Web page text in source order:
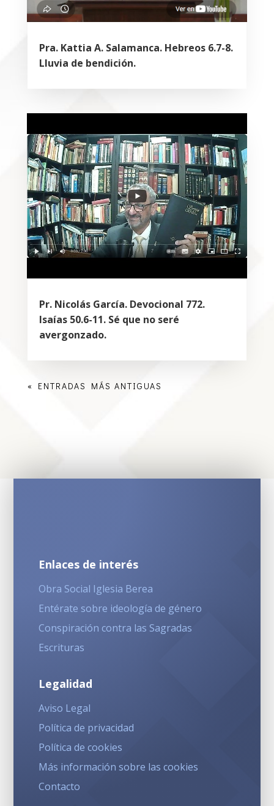
Pra. Kattia A. Salamanca. Hebreos 6.7-8.
Lluvia de bendición.
Pr. Nicolás García. Devocional 772.
Isaías 50.6-11. Sé que no seré
avergonzado.
« ENTRADAS MÁS ANTIGUAS
Enlaces de interés
Obra Social Iglesia Berea
Entérate sobre ideología de género
Conspiración contra las Sagradas
Escrituras
Legalidad
Aviso Legal
Política de privacidad
Política de cookies
Más información sobre las cookies
Contacto